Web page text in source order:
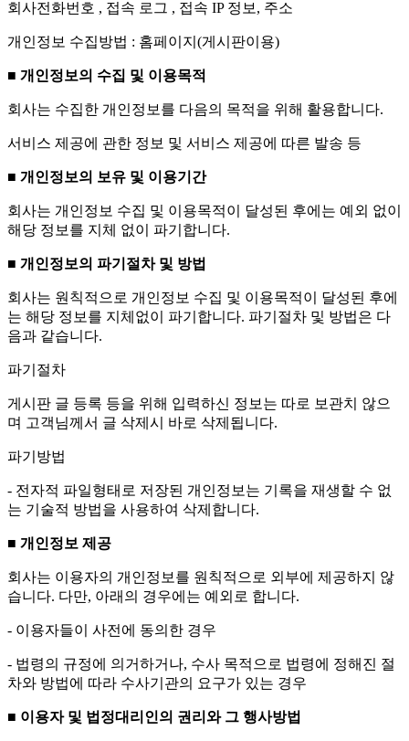
회사전화번호 , 접속 로그 , 접속 IP 정보, 주소
개인정보 수집방법 : 홈페이지(게시판이용)
■ 개인정보의 수집 및 이용목적
회사는 수집한 개인정보를 다음의 목적을 위해 활용합니다.
서비스 제공에 관한 정보 및 서비스 제공에 따른 발송 등
■ 개인정보의 보유 및 이용기간
회사는 개인정보 수집 및 이용목적이 달성된 후에는 예외 없이
해당 정보를 지체 없이 파기합니다.
■ 개인정보의 파기절차 및 방법
회사는 원칙적으로 개인정보 수집 및 이용목적이 달성된 후에
는 해당 정보를 지체없이 파기합니다. 파기절차 및 방법은 다
음과 같습니다.
파기절차
게시판 글 등록 등을 위해 입력하신 정보는 따로 보관치 않으
며 고객님께서 글 삭제시 바로 삭제됩니다.
파기방법
- 전자적 파일형태로 저장된 개인정보는 기록을 재생할 수 없
는 기술적 방법을 사용하여 삭제합니다.
■ 개인정보 제공
회사는 이용자의 개인정보를 원칙적으로 외부에 제공하지 않
습니다. 다만, 아래의 경우에는 예외로 합니다.
- 이용자들이 사전에 동의한 경우
- 법령의 규정에 의거하거나, 수사 목적으로 법령에 정해진 절
차와 방법에 따라 수사기관의 요구가 있는 경우
■ 이용자 및 법정대리인의 권리와 그 행사방법